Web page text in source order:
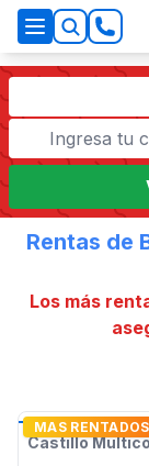
Rentas de
Los más
MAS RENTADOS
Castillo